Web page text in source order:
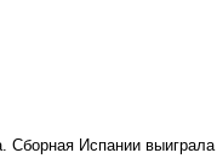
Сборная Испании